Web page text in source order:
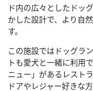
ド内の広々としたドッ
かした設計で、より自
す。
この施設ではドッグラ
トも愛犬と一緒に利用
ニュー」があるレスト
ドアやレジャー好きな